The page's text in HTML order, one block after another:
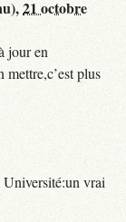
21 octobre
jour en
plus
Université:un vrai